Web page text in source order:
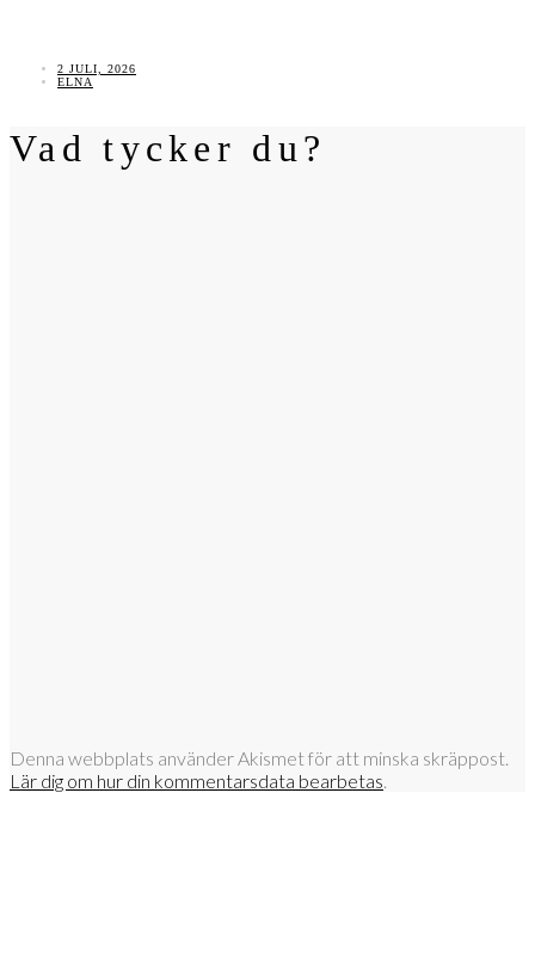
2 JULI, 2026
ELNA
Vad tycker du?
Denna webbplats använder Akismet för att minska skräppost.
Lär dig om hur din kommentarsdata bearbetas.